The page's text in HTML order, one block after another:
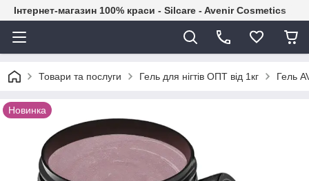
Інтернет-магазин 100% краси - Silcare - Avenir Cosmetics
Товари та послуги Гель для нігтів ОПТ від 1кг Гель
Новинка